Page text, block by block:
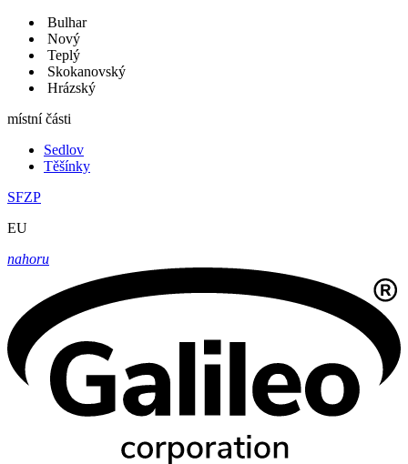
Bulhar
Nový
Teplý
Skokanovský
Hrázský
místní části
Sedlov
Těšínky
SFZP
EU
nahoru